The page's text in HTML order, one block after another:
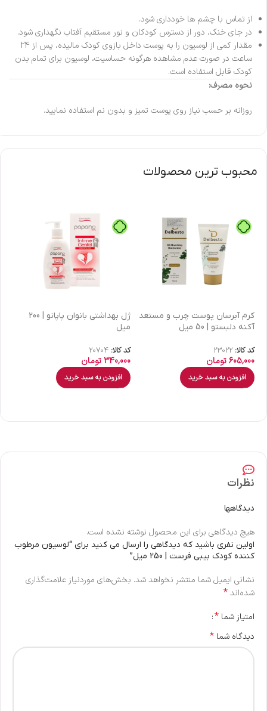
از تماس با چشم ها خودداری شود.
در جای خنک، دور از دسترس کودکان و نور مستقیم آفتاب نگهداری شود.
مقدار کمی از لوسیون را به پوست داخل بازوی کودک مالیده، پس از 24
ساعت در صورت عدم مشاهده هرگونه حساسیت، لوسیون برای تمام بدن
کودک قابل استفاده است.
نحوه مصرف:
روزانه بر حسب نیاز روی پوست تمیز و بدون نم استفاده نمایید.
محبوب ترین محصولات
كرم آبرسان پوست چرب و مستعد
آکنه دلبستو | 50 میل
کد کالا: 23022
605,000تومان
افزودن به سبد خرید
ژل بهداشتی بانوان پاپانو | 200
میل
کد کالا: 20704
340,000تومان
افزودن به سبد خرید
نظرات
دیدگاهها
هیچ دیدگاهی برای این محصول نوشته نشده است.
اولین نفری باشید که دیدگاهی را ارسال می کنید برای “لوسیون مرطوب
کننده کودک بیبی فرست | 250 میل”
نشانی ایمیل شما منتشر نخواهد شد. بخش‌های موردنیاز علامت‌گذاری
شده‌اند*
امتیاز شما *
دیدگاه شما *